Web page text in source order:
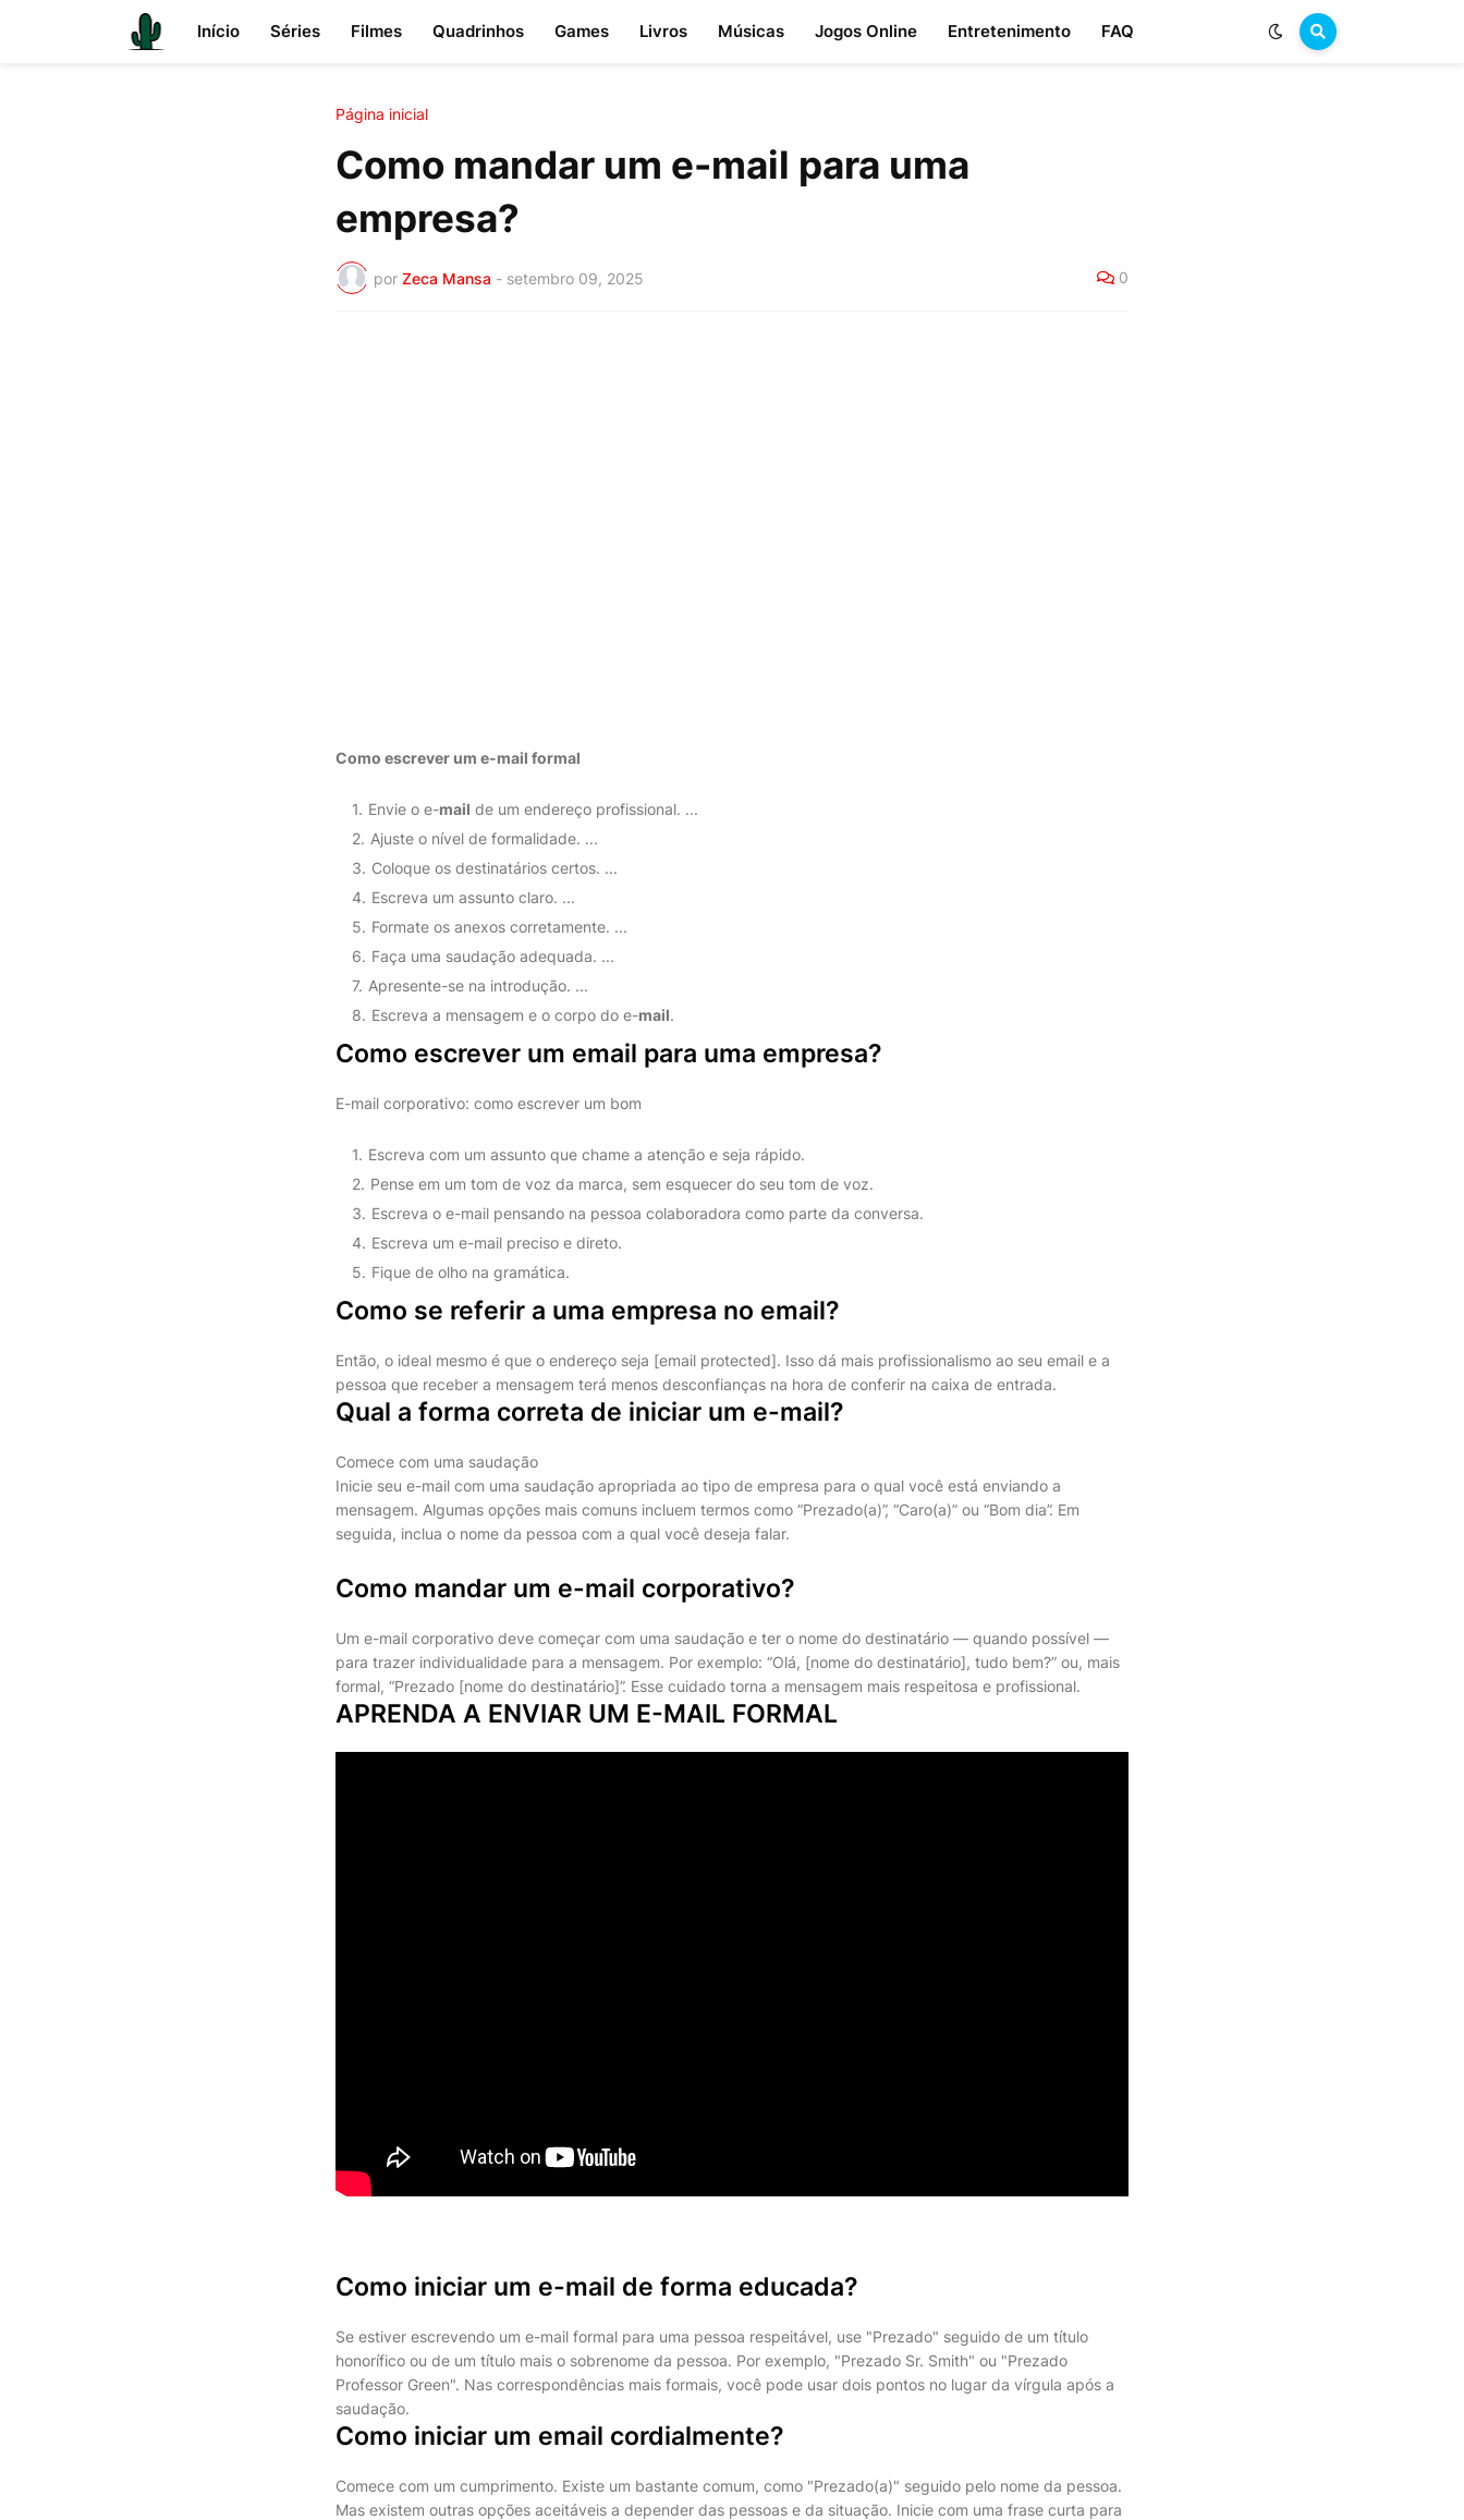
Início Séries Filmes Quadrinhos Games Livros Músicas Jogos Online Entretenimento FAQ
Página inicial
Como mandar um e-mail para uma
empresa?
por Zeca Mansa - setembro 09, 2025 0
Como escrever um e-mail formal
Envie o e-mail de um endereço profissional. ...
Ajuste o nível de formalidade. ...
Coloque os destinatários certos. ...
Escreva um assunto claro. ...
Formate os anexos corretamente. ...
Faça uma saudação adequada. ...
Apresente-se na introdução. ...
Escreva a mensagem e o corpo do e-mail.
Como escrever um email para uma empresa?
E-mail corporativo: como escrever um bom
Escreva com um assunto que chame a atenção e seja rápido.
Pense em um tom de voz da marca, sem esquecer do seu tom de voz.
Escreva o e-mail pensando na pessoa colaboradora como parte da conversa.
Escreva um e-mail preciso e direto.
Fique de olho na gramática.
Como se referir a uma empresa no email?
Então, o ideal mesmo é que o endereço seja [email protected]. Isso dá mais profissionalismo ao seu email e a
pessoa que receber a mensagem terá menos desconfianças na hora de conferir na caixa de entrada.
Qual a forma correta de iniciar um e-mail?
Comece com uma saudação
Inicie seu e-mail com uma saudação apropriada ao tipo de empresa para o qual você está enviando a
mensagem. Algumas opções mais comuns incluem termos como “Prezado(a)”, “Caro(a)” ou “Bom dia”. Em
seguida, inclua o nome da pessoa com a qual você deseja falar.
Como mandar um e-mail corporativo?
Um e-mail corporativo deve começar com uma saudação e ter o nome do destinatário — quando possível —
para trazer individualidade para a mensagem. Por exemplo: “Olá, [nome do destinatário], tudo bem?” ou, mais
formal, “Prezado [nome do destinatário]”. Esse cuidado torna a mensagem mais respeitosa e profissional.
APRENDA A ENVIAR UM E-MAIL FORMAL
Como iniciar um e-mail de forma educada?
Se estiver escrevendo um e-mail formal para uma pessoa respeitável, use "Prezado" seguido de um título
honorífico ou de um título mais o sobrenome da pessoa. Por exemplo, "Prezado Sr. Smith" ou "Prezado
Professor Green". Nas correspondências mais formais, você pode usar dois pontos no lugar da vírgula após a
saudação.
Como iniciar um email cordialmente?
Comece com um cumprimento. Existe um bastante comum, como "Prezado(a)" seguido pelo nome da pessoa.
Mas existem outras opções aceitáveis a depender das pessoas e da situação. Inicie com uma frase curta para